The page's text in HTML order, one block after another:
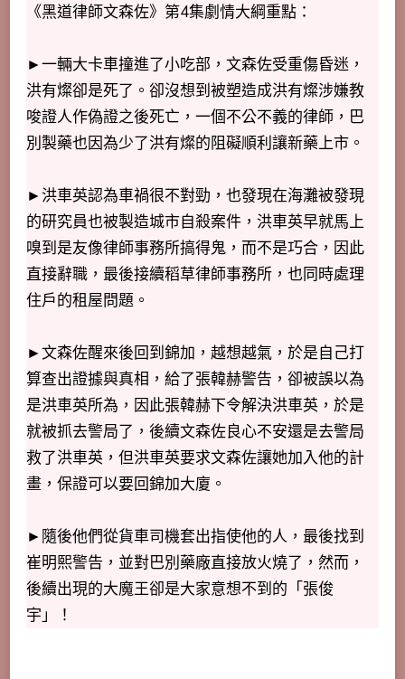
《黑道律師文森佐》第4集劇情大綱重點：
►一輛大卡車撞進了小吃部，文森佐受重傷昏迷，
洪有燦卻是死了。卻沒想到被塑造成洪有燦涉嫌教
唆證人作偽證之後死亡，一個不公不義的律師，巴
別製藥也因為少了洪有燦的阻礙順利讓新藥上市。
►洪車英認為車禍很不對勁，也發現在海灘被發現
的研究員也被製造城市自殺案件，洪車英早就馬上
嗅到是友像律師事務所搞得鬼，而不是巧合，因此
直接辭職，最後接續稻草律師事務所，也同時處理
住戶的租屋問題。
►文森佐醒來後回到錦加，越想越氣，於是自己打
算查出證據與真相，給了張韓赫警告，卻被誤以為
是洪車英所為，因此張韓赫下令解決洪車英，於是
就被抓去警局了，後續文森佐良心不安還是去警局
救了洪車英，但洪車英要求文森佐讓她加入他的計
畫，保證可以要回錦加大廈。
►隨後他們從貨車司機套出指使他的人，最後找到
崔明熙警告，並對巴別藥廠直接放火燒了，然而，
後續出現的大魔王卻是大家意想不到的「張俊
宇」！